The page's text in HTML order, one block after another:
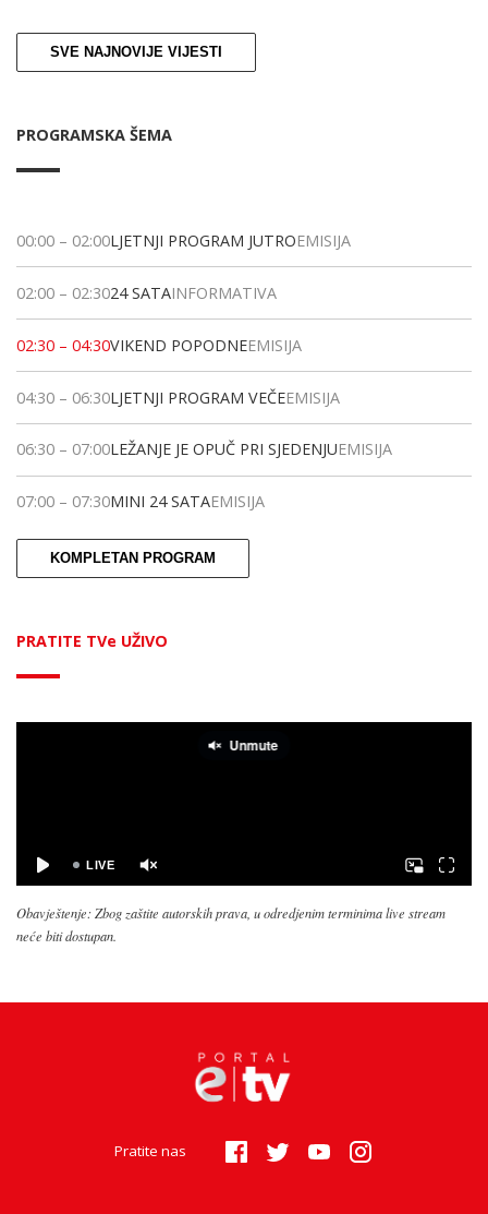
SVE NAJNOVIJE VIJESTI
PROGRAMSKA ŠEMA
00:00 – 02:00LJETNJI PROGRAM JUTROEMISIJA
02:00 – 02:3024 SATAINFORMATIVA
02:30 – 04:30VIKEND POPODNEEMISIJA
04:30 – 06:30LJETNJI PROGRAM VEČEEMISIJA
06:30 – 07:00LEŽANJE JE OPUČ PRI SJEDENJUEMISIJA
07:00 – 07:30MINI 24 SATAEMISIJA
KOMPLETAN PROGRAM
PRATITE TVe UŽIVO
Obavještenje: Zbog zaštite autorskih prava, u odredjenim terminima live stream
neće biti dostupan.
Pratite nas